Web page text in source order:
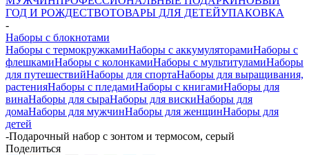
ГОД И РОЖДЕСТВОТОВАРЫ ДЛЯ ДЕТЕЙУПАКОВКА
-
Наборы с блокнотами
Наборы с термокружкамиНаборы с аккумуляторамиНаборы с
флешкамиНаборы с колонкамиНаборы с мультитуламиНаборы
для путешествийНаборы для спортаНаборы для выращивания,
растенияНаборы с пледамиНаборы с книгамиНаборы для
винаНаборы для сыраНаборы для вискиНаборы для
домаНаборы для мужчинНаборы для женщинНаборы для
детей
-Подарочный набор с зонтом и термосом, серый
Поделиться